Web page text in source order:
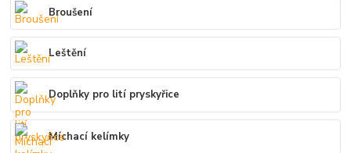
Broušení
Leštění
Doplňky pro lití pryskyřice
Míchací kelímky